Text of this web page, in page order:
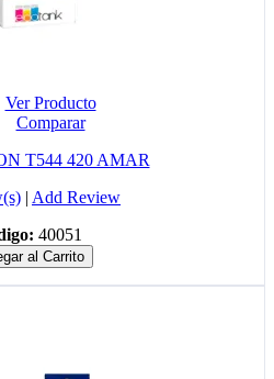
Ver Producto
Comparar
T544 420 AMAR
| Add Review
40051
al Carrito